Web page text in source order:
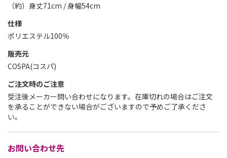
（約）身丈71cm / 身幅54cm
仕様
ポリエステル100％
販売元
COSPA(コスパ)
ご注文時のご注意
受注後メーカー問い合わせになります。在庫切れの場合はご注文
を承ることができない場合がございますので予めご了承くださ
い。
お問い合わせ先